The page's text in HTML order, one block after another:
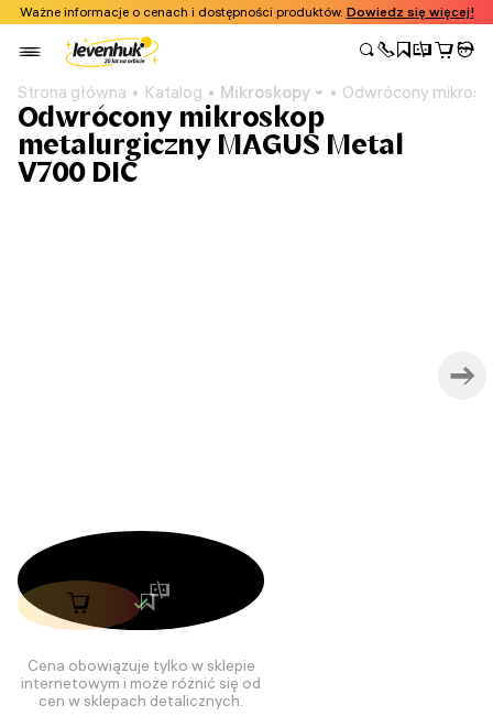
Ważne informacje o cenach i dostępności produktów. Dowiedz się więcej!
Strona główna Katalog Mikroskopy Odwrócony
Odwrócony mikroskop
metalurgiczny MAGUS Metal
V700 DIC
Cena obowiązuje tylko w sklepie
internetowym i może różnić się od
cen w sklepach detalicznych.